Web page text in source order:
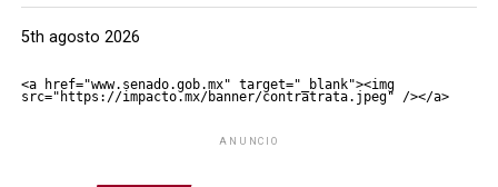
5th agosto 2026
<a href="www.senado.gob.mx" target="_blank"><img
src="https://impacto.mx/banner/contratrata.jpeg" /></a>
ANUNCIO